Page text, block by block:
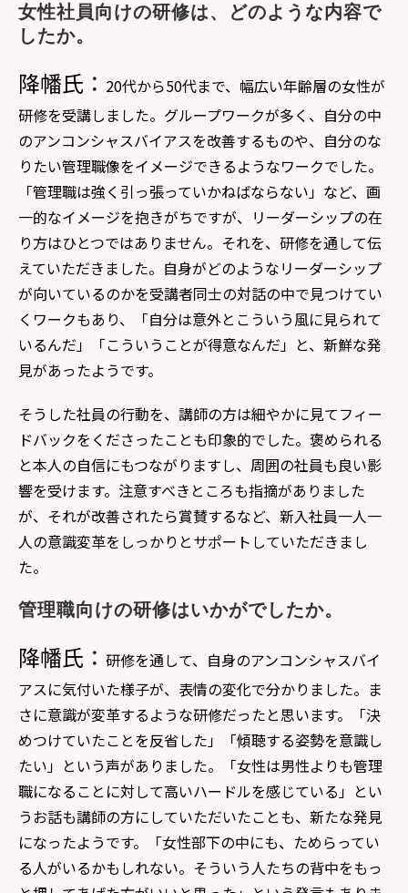
女性社員向けの研修は、どのような内容で
したか。
降幡氏： 20代から50代まで、幅広い年齢層の女性が
研修を受講しました。グループワークが多く、自分の中
のアンコンシャスバイアスを改善するものや、自分のな
りたい管理職像をイメージできるようなワークでした。
「管理職は強く引っ張っていかねばならない」など、画
一的なイメージを抱きがちですが、リーダーシップの在
り方はひとつではありません。それを、研修を通して伝
えていただきました。自身がどのようなリーダーシップ
が向いているのかを受講者同士の対話の中で見つけてい
くワークもあり、「自分は意外とこういう風に見られて
いるんだ」「こういうことが得意なんだ」と、新鮮な発
見があったようです。
そうした社員の行動を、講師の方は細やかに見てフィー
ドバックをくださったことも印象的でした。褒められる
と本人の自信にもつながりますし、周囲の社員も良い影
響を受けます。注意すべきところも指摘がありました
が、それが改善されたら賞賛するなど、新入社員一人一
人の意識変革をしっかりとサポートしていただきまし
た。
管理職向けの研修はいかがでしたか。
降幡氏： 研修を通して、自身のアンコンシャスバイ
アスに気付いた様子が、表情の変化で分かりました。ま
さに意識が変革するような研修だったと思います。「決
めつけていたことを反省した」「傾聴する姿勢を意識し
たい」という声がありました。「女性は男性よりも管理
職になることに対して高いハードルを感じている」とい
うお話も講師の方にしていただいたことも、新たな発見
になったようです。「女性部下の中にも、ためらってい
る人がいるかもしれない。そういう人たちの背中をもっ